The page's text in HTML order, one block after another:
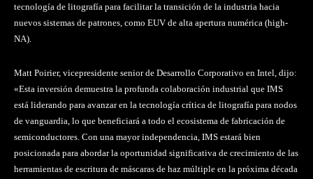
tecnología de litografía para facilitar la transición de la industria hacia
nuevos sistemas de patrones, como EUV de alta apertura numérica (high-
NA).
Matt Poirier, vicepresidente senior de Desarrollo Corporativo en Intel, dijo:
«Esta inversión demuestra la profunda colaboración industrial que IMS
está liderando para avanzar en la tecnología crítica de litografía para nodos
de vanguardia, lo que beneficiará a todo el ecosistema de fabricación de
semiconductores. Con una mayor independencia, IMS estará bien
posicionada para abordar la oportunidad significativa de crecimiento de las
herramientas de escritura de máscaras de haz múltiple en la próxima década